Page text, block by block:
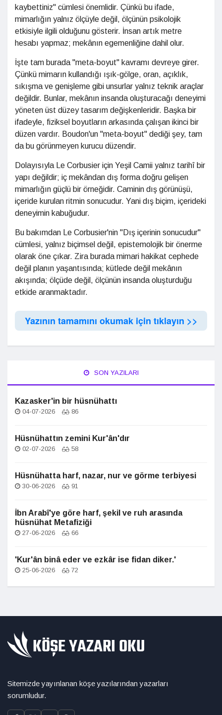
kaybettiniz" cümlesi önemlidir. Çünkü bu ifade,
mimarlığın yalnız ölçüyle değil, ölçünün psikolojik
etkisiyle ilgili olduğunu gösterir. İnsan artık metre
hesabı yapmaz; mekânın egemenliğine dahil olur.
İşte tam burada "meta-boyut" kavramı devreye girer.
Çünkü mimarın kullandığı ışık-gölge, oran, açıklık,
sıkışma ve genişleme gibi unsurlar yalnız teknik araçlar
değildir. Bunlar, mekânın insanda oluşturacağı deneyimi
yöneten üst düzey tasarım değişkenleridir. Başka bir
ifadeyle, fiziksel boyutların arkasında çalışan ikinci bir
düzen vardır. Boudon'un "meta-boyut" dediği şey, tam
da bu görünmeyen kurucu düzendir.
Dolayısıyla Le Corbusier için Yeşil Camii yalnız tarihî bir
yapı değildir; iç mekândan dış forma doğru gelişen
mimarlığın güçlü bir örneğidir. Caminin dış görünüşü,
içeride kurulan ritmin sonucudur. Yani dış biçim, içerideki
deneyimin kabuğudur.
Bu bakımdan Le Corbusier'nin "Dış içerinin sonucudur"
cümlesi, yalnız biçimsel değil, epistemolojik bir önerme
olarak öne çıkar. Zira burada mimari hakikat cephede
değil planın yaşantısında; kütlede değil mekânın
akışında; ölçüde değil, ölçünün insanda oluşturduğu
etkide aranmaktadır.
Yazının tamamını okumak için tıklayın >>
SON YAZILARI
Kazasker'in bir hüsnühattı
04-07-2026 86
Hüsnühattın zemini Kur'ân'dır
02-07-2026 58
Hüsnühatta harf, nazar, nur ve görme terbiyesi
30-06-2026 91
İbn Arabî'ye göre harf, şekil ve ruh arasında
hüsnühat Metafiziği
27-06-2026 66
'Kur'ân binâ eder ve ezkâr ise fidan diker.'
25-06-2026 72
Sitemizde yayınlanan köşe yazılarından yazarları
sorumludur.